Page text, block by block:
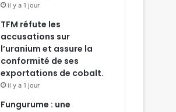
il y a 1 jour
TFM réfute les
accusations sur
l’uranium et assure la
conformité de ses
exportations de cobalt.
il y a 1 jour
Fungurume : une